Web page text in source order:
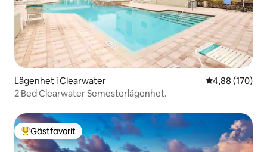
Lägenhet i Clearwater 4,88 av 5 i
4,88 (170)
2 Bed Clearwater Semesterlägenhet.
Populär gästfavorit
Gästfavorit